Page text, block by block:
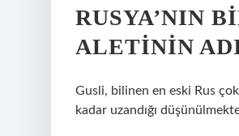
RUSYA’NIN
ALETININ
Gusli, bilinen en eski Rus çok
kadar uzandığı